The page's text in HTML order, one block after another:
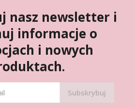
nasz newsletter i
informacje o
i nowych